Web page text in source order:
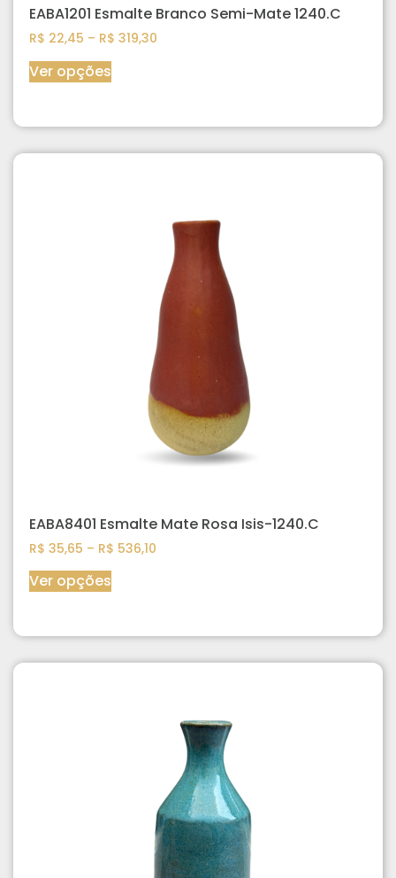
EABA1201 Esmalte Branco Semi-Mate 1240.C
R$ 22,45 – R$ 319,30
Ver opções
EABA8401 Esmalte Mate Rosa Isis-1240.C
R$ 35,65 – R$ 536,10
Ver opções